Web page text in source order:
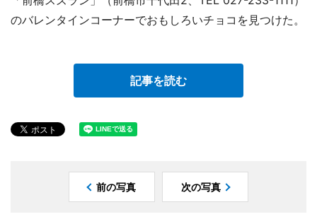
のバレンタインコーナーでおもしろいチョコを見つけた。
記事を読む
前の写真 次の写真